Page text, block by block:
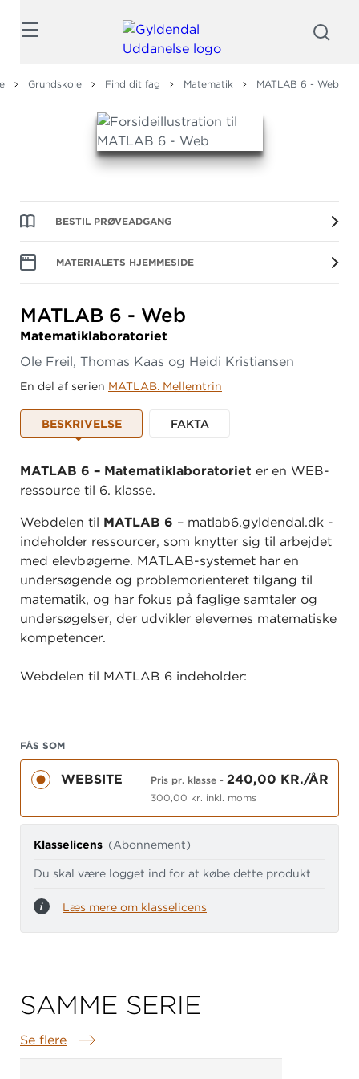
Grundskole Find dit fag Matematik MATLAB 6 - Web
BESTIL PRØVEADGANG
MATERIALETS HJEMMESIDE
MATLAB 6 - Web
Matematiklaboratoriet
Ole Freil, Thomas Kaas og Heidi Kristiansen
En del af serien MATLAB. Mellemtrin
BESKRIVELSE FAKTA
MATLAB 6 – Matematiklaboratoriet er en WEB-
ressource til 6. klasse.
Webdelen til MATLAB 6 – matlab6.gyldendal.dk -
indeholder ressourcer, som knytter sig til arbejdet
med elevbøgerne. MATLAB-systemet har en
undersøgende og problemorienteret tilgang til
matematik, og har fokus på faglige samtaler og
undersøgelser, der udvikler elevernes matematiske
kompetencer.
Webdelen til MATLAB 6 indeholder:
Digitale ressourcer, der knytter sig til
grundbogen
Læs
FÅS SOM
WEBSITE Pris pr. klasse- 240,00 KR./ÅR
300,00 kr. inkl. moms
Klasselicens (Abonnement)
Du skal være logget ind for at købe dette produkt
Læs mere om klasselicens
SAMME SERIE
Se flere
Samme serie